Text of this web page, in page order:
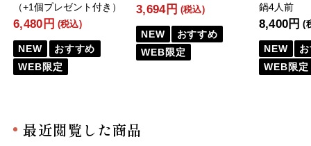
（+1個プレゼント付き）
6,480円 (税込)
NEW
おすすめ
WEB限定
3,694円 (税込)
NEW
おすすめ
WEB限定
鍋4人前
8,400円 (
NEW
WEB限定
最近閲覧した商品